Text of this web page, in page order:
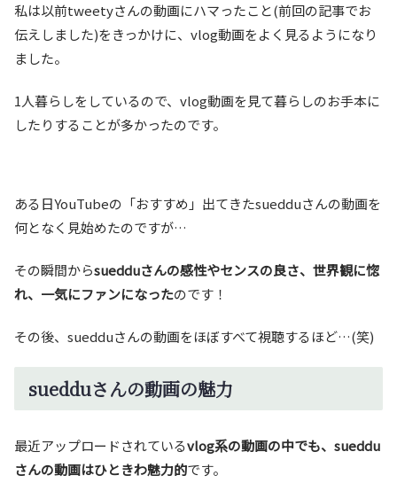
私は以前tweetyさんの動画にハマったこと(前回の記事でお
伝えしました)をきっかけに、vlog動画をよく見るようになり
ました。
1人暮らしをしているので、vlog動画を見て暮らしのお手本に
したりすることが多かったのです。
ある日YouTubeの「おすすめ」出てきたsuedduさんの動画を
何となく見始めたのですが…
その瞬間からsuedduさんの感性やセンスの良さ、世界観に惚
れ、一気にファンになったのです！
その後、suedduさんの動画をほぼすべて視聴するほど…(笑)
suedduさんの動画の魅力
最近アップロードされているvlog系の動画の中でも、sueddu
さんの動画はひときわ魅力的です。